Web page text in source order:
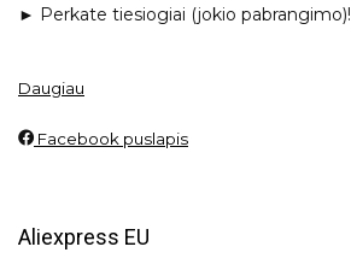
► Perkate tiesiogiai (jokio pabrangimo)!
Daugiau
Facebook puslapis
Aliexpress EU